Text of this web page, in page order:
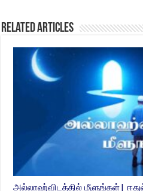
Related Articles
அல்லாஹ்விடத்தில் மீளுங்கள்|